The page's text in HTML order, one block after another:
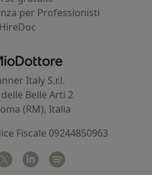
per Professionisti
HireDoc
MioDottore - Homepage
Italy S.r.l.
Belle Arti 2
(RM), Italia
Fiscale 09244850963
apre in una nuova scheda
Twitter
si apre in una nuova scheda
Linkedin
si apre in una nuova